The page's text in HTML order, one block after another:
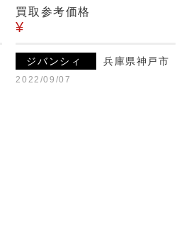
買取参考価格
¥
ジバンシィ 兵庫県神戸市
2022/09/07